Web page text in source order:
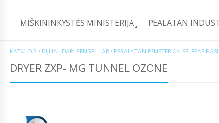
MIŠKININKYSTĖS MINISTERIJA PEALATAN
KATALOG / DIJUAL DARI PENGELUAR/ PERALATAN PENSTERIAN SELEPAS
DRYER ZXP- MG TUNNEL OZONE